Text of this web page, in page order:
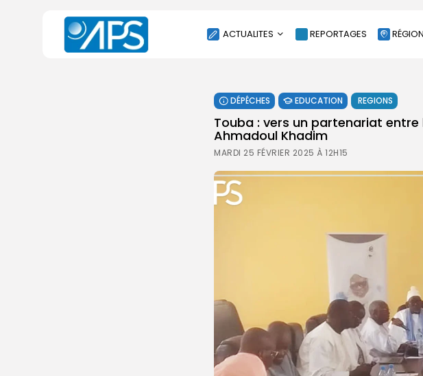
ACTUALITES
SOCIÉTÉ
ÉCONOMIE
CULTURE
ENVIRONNEMENT
INTERNATIONAL
REPORTAGES
DÉPÊCHES EDUCATION REGIONS
Touba : vers un partenariat entre
Ahmadoul Khadim
MARDI 25 FÉVRIER 2025 À 12H15